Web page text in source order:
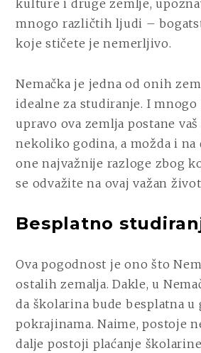
kulture i druge zemlje,
mnogo različtih ljudi –
koje stičete je nemerljivo.
Nemačka je jedna od onih
idealne za studiranje. I mnogo
upravo ova zemlja postane
nekoliko godina, a možda i na
one najvažnije razloge zbog
se odvažite na ovaj važan
Besplatno
Ova pogodnost je ono što
ostalih zemalja. Dakle, u
da školarina bude besplatna u
pokrajinama. Naime, postoje
dalje postoji plaćanje